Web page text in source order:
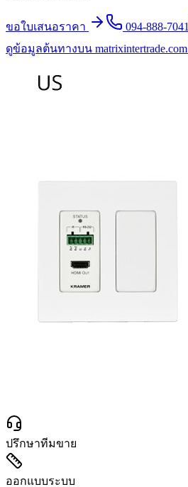
ขอใบเสนอราคา 094-888-7041
ดูข้อมูลต้นทางบน matrixintertrade.com
ปรึกษาทีมขาย
ออกแบบระบบ